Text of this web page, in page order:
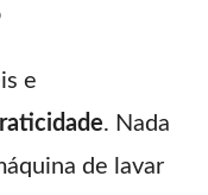
e
. Nada
de lavar